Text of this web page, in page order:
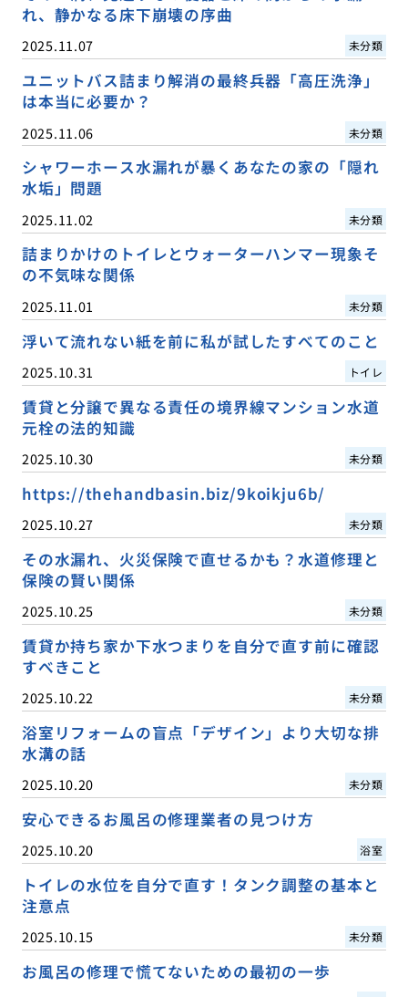
れ、静かなる床下崩壊の序曲
2025.11.07 未分類
ユニットバス詰まり解消の最終兵器「高圧洗浄」
は本当に必要か？
2025.11.06 未分類
シャワーホース水漏れが暴くあなたの家の「隠れ
水垢」問題
2025.11.02 未分類
詰まりかけのトイレとウォーターハンマー現象そ
の不気味な関係
2025.11.01 未分類
浮いて流れない紙を前に私が試したすべてのこと
2025.10.31 トイレ
賃貸と分譲で異なる責任の境界線マンション水道
元栓の法的知識
2025.10.30 未分類
https://thehandbasin.biz/9koikju6b/
2025.10.27 未分類
その水漏れ、火災保険で直せるかも？水道修理と
保険の賢い関係
2025.10.25 未分類
賃貸か持ち家か下水つまりを自分で直す前に確認
すべきこと
2025.10.22 未分類
浴室リフォームの盲点「デザイン」より大切な排
水溝の話
2025.10.20 未分類
安心できるお風呂の修理業者の見つけ方
2025.10.20 浴室
トイレの水位を自分で直す！タンク調整の基本と
注意点
2025.10.15 未分類
お風呂の修理で慌てないための最初の一歩